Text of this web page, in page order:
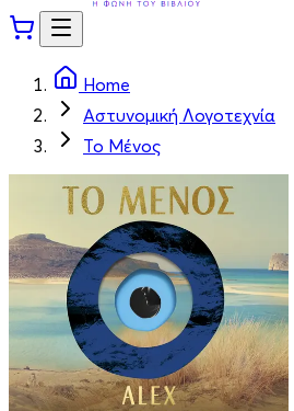
Home
Αστυνομική Λογοτεχνία
Το Μένος